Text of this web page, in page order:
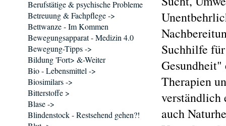
Suchhilfe
Therapien
verständlich
auch
Berufstätige & psychische Probleme
Betreuung & Fachpflege ->
Bettwanze - Im Kommen
Bewegungsapparat - Medizin 4.0
Bewegung-Tipps ->
Bildung 'Fort> &-Weiter
Bio - Lebensmittel ->
Biosimilars ->
Bitterstoffe >
Blase ->
Blindenstock - Restsehend gehen?!